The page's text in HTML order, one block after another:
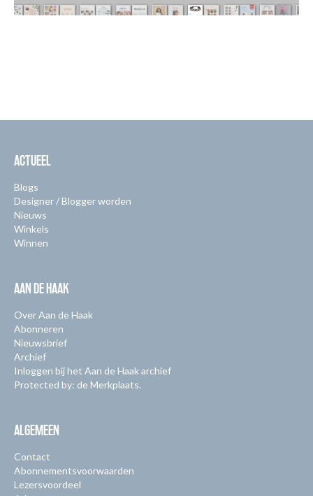
ACTUEEL
Blogs
Designer / Blogger worden
Nieuws
Winkels
Winnen
AAN DE HAAK
Over Aan de Haak
Abonneren
Nieuwsbrief
Archief
Inloggen bij het Aan de Haak archief
Protected by: de Merkplaats.
ALGEMEEN
Contact
Abonnementsvoorwaarden
Lezersvoordeel